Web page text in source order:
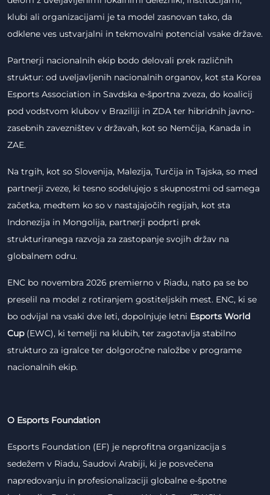
klubi ali organizacijami je ta model zasnovan tako, da
odklene ves ustvarjalni in tekmovalni potencial vsake države.
Partnerji nacionalnih ekip bodo delovali prek različnih
struktur: od uveljavljenih nacionalnih organov, kot sta Korea
Esports Association in Savdska e-športna zveza, do koalicij
pod vodstvom klubov v Braziliji in ZDA ter hibridnih javno-
zasebnih zavezništev v državah, kot so Nemčija, Kanada in
ZAE.
Na trgih, kot so Slovenija, Malezija, Turčija in Tajska, so med
partnerji zveze, ki tesno sodelujejo s skupnostmi od samega
začetka, medtem ko so v nastajajočih regijah, kot sta
Indonezija in Mongolija, partnerji podprti prek
strukturiranega razvoja za zastopanje svojih držav na
globalnem odru.
ENC bo novembra 2026 premierno v Riadu, nato pa se bo
preselil na model z rotiranjem gostiteljskih mest. ENC, ki se
bo odvijal na vsaki dve leti, dopolnjuje letni Esports World
Cup(EWC), ki temelji na klubih, ter zagotavlja stabilno
strukturo za igralce ter dolgoročne naložbe v programe
nacionalnih ekip.
O Esports Foundation
Esports Foundation (EF) je neprofitna organizacija s
sedežem v Riadu, Saudovi Arabiji, ki je posvečena
napredovanju in profesionalizaciji globalne e-špotne